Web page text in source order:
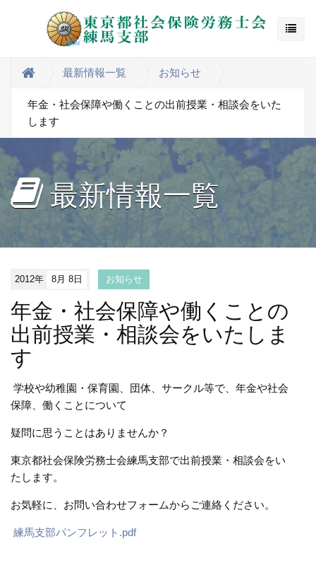
最新情報一覧 お知らせ
年金・社会保障や働くことの出前授業・相談会をいた
します
最新情報一覧
2012年 8月 8日 お知らせ
年金・社会保障や働くことの
出前授業・相談会をいたしま
す
学校や幼稚園・保育園、団体、サークル等で、年金や社会
保障、働くことについて
疑問に思うことはありませんか？
東京都社会保険労務士会練馬支部で出前授業・相談会をい
たします。
お気軽に、お問い合わせフォームからご連絡ください。
練馬支部パンフレット.pdf